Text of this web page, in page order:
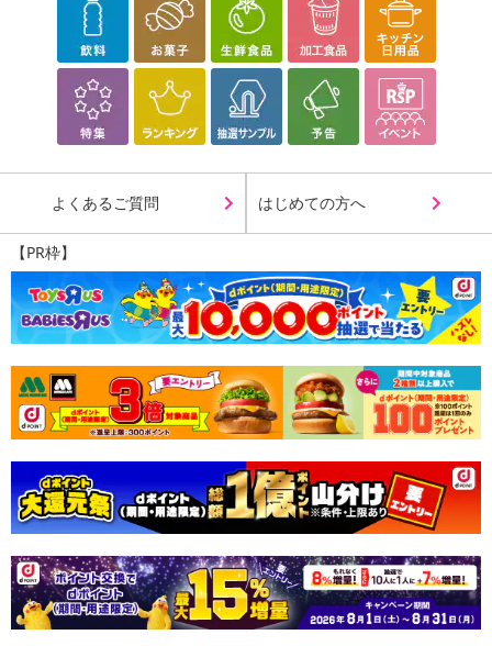
こちらの情報は2026年07月09日時点での情報となります。
よくあるご質問 はじめての方へ
【PR枠】